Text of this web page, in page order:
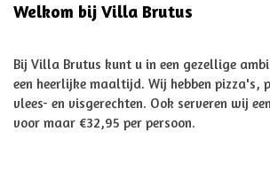
Welkom bij Villa Brutus
Bij Villa Brutus kunt u in een gezellige
een heerlijke maaltijd. Wij hebben pizza's,
vlees- en visgerechten. Ook serveren wij
voor maar €32,95 per persoon.